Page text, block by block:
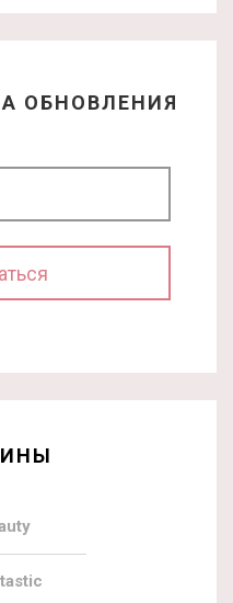
ОБНОВЛЕНИЯ